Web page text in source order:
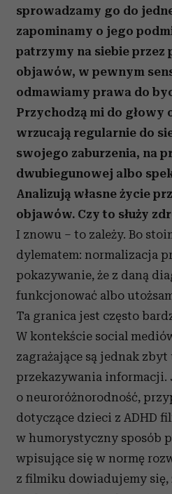
Partnerzy mogą połączyć te
otrzymanymi od Ciebie lub
korzystania z ich usług.
sprowadzamy go do
zapominamy o jego
patrzymy na siebie przez
objawów, w pewnym
odmawiamy prawa do
Przychodzą mi do głowy
wrzucają regularnie do
swojego zaburzenia, na
dwubiegunowej albo
Analizują własne życie
objawów. Czy to służy
I znowu – to zależy. Bo
dylematem: normalizacja
pokazywanie, że z daną
funkcjonować albo
Ta granica jest często
W kontekście social
zagrażające są jednak
przekazywania informacji.
o neuroróżnorodność,
dotyczące dzieci z ADHD
w humorystyczny sposób
wpisujące się w normę
z filmiku dowiadujemy się,